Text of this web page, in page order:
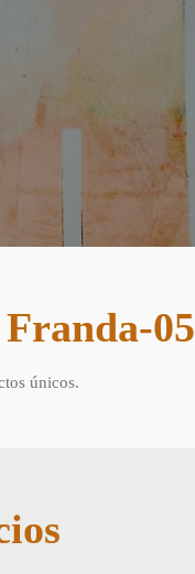
05
únicos.